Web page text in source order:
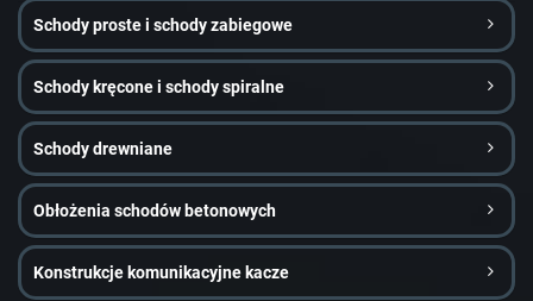
Schody proste i schody zabiegowe
Schody kręcone i schody spiralne
Schody drewniane
Obłożenia schodów betonowych
Konstrukcje komunikacyjne kacze